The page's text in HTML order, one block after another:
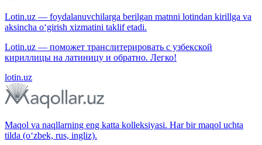
Lotin.uz — foydalanuvchilarga berilgan matnni lotindan kirillga va
aksincha o‘girish xizmatini taklif etadi.
Lotin.uz — поможет транслитерировать с узбекской
кириллицы на латиницу и обратно. Легко!
lotin.uz
Maqol va naqllarning eng katta kolleksiyasi. Har bir maqol uchta
tilda (o‘zbek, rus, ingliz).